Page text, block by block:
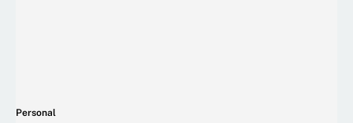
Personal